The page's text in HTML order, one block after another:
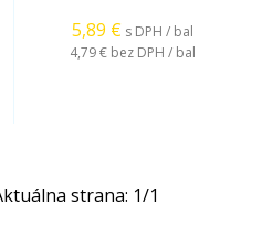
5,89 € s DPH / bal
4,79 € bez DPH / bal
strana: 1/1